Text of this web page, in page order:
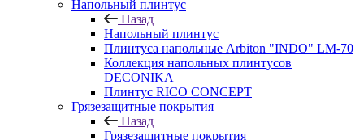
Напольный плинтус
Назад
Напольный плинтус
Плинтуса напольные Arbiton "INDO" LM-70
Коллекция напольных плинтусов
DECONIKA
Плинтус RICO CONCEPT
Грязезащитные покрытия
Назад
Грязезащитные покрытия